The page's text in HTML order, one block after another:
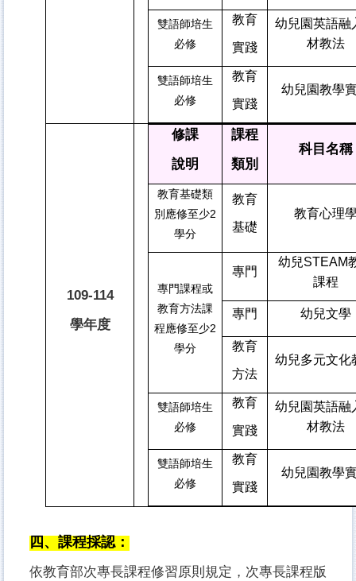
雙語師培生
必修
教育
實踐
幼兒園英語融
材教法
雙語師培生
必修
教育
實踐
幼兒園教學
109-114
學年度
修課
說明
課程
類別
科目名稱
教育基礎類
別應修至少2
學分
教育
基礎
教育心理
專門課程或
教育方法課
程應修至少2
學分
專門
幼兒STEAM
課程
專門 幼兒文學
教育
方法
幼兒多元文化
雙語師培生
必修
教育
實踐
幼兒園英語融
材教法
雙語師培生
必修
教育
實踐
幼兒園教學
四、課程採認：
依教育部次專長課程修習原則規定，次專長課程版